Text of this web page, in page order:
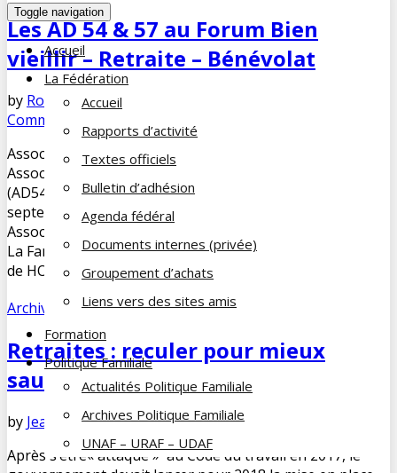
Toggle navigation
Accueil
La Fédération
Accueil
Rapports d’activité
Textes officiels
Bulletin d’adhésion
Agenda fédéral
Documents internes (privée)
Groupement d’achats
Liens vers des sites amis
Formation
Politique Familiale
Actualités Politique Familiale
Archives Politique Familiale
UNAF – URAF – UDAF
Les AD 54 & 57 au Forum Bien
vieillir – Retraite – Bénévolat
by Robert HEMMERSTOFFER
Comments
Association Départementale de la Moselle (AD 57)
Association Départementale de la Meurthe-et-Moselle
(AD54) FORUM Bien vieillir – Retraite – Bénévolat Le 23
septembre dernier Alain LAMORLETTE Président des
Associations Départementales 54 et 57 a tenu le stand de
La Famille du Cheminot à l’Espace Culturel Pablo PICASSO
de HOMECOURT dans le cadre du Forum « Bien […]
Archives PF
Retraites : reculer pour mieux
sauter ?
by Jean-François COUEdécembre 1, 2017
Après s’être« attaqué » au Code du travail en 2017, le